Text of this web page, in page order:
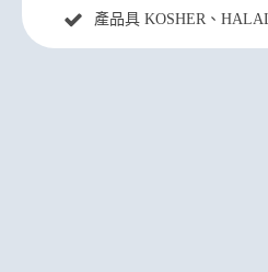
產品具 KOSHER、